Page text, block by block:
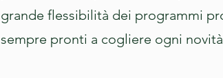
grande flessibilità dei programmi
sempre pronti a cogliere ogni